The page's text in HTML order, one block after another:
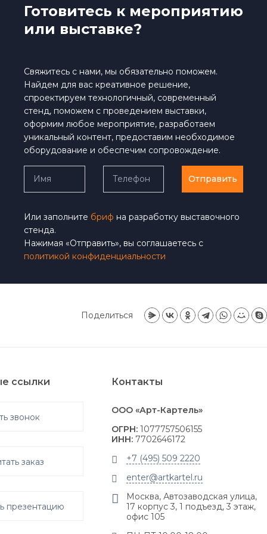
Готовитесь к мероприятию
или выставке?
Свяжитесь с нами, мы обязательно поможем.
Найдем для вас креативное решение,
спроектируем технологичный, современный
стенд, поможем с проведением выставки,
оформим любое мероприятие, разработаем
уникальный контент, предоставим необходимое
оборудование и обеспечим сопровождение.
Отправить
Или заполните бриф на разработку выставочного
стенда.
Нажимая «Отправить», вы соглашаетесь с
политикой конфиденциальности
Поделиться
ссылки
звонок
заказ
презентацию
Контакты
ООО «Арт-Картель»
ОГРН:1077757506155
ИНН:7702646172
+7 (495) 509 2220
enter@artkartel.ru
Москва, Автозаводская улица,
17 корпус 3, 1 подъезд, 3 этаж,
офис 105